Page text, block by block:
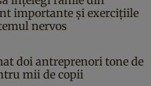
importante și exercițiile
nervos
doi antreprenori tone de
mii de copii